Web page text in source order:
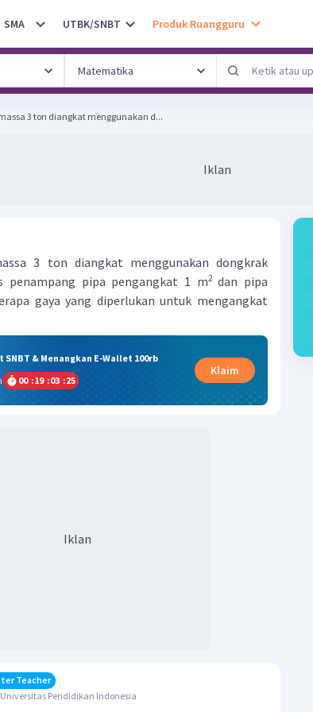
SMA UTBK/SNBT Produk Ruangguru
3 ton diangkat menggunakan d...
Iklan
3 ton diangkat menggunakan dongkrak
penampang pipa pengangkat 1 m2 dan pipa
gaya yang diperlukan untuk mengangkat
& Menangkan E-Wallet 100rb
00 :19 :03 :24
Klaim
Iklan
Teacher
Pendidikan Indonesia